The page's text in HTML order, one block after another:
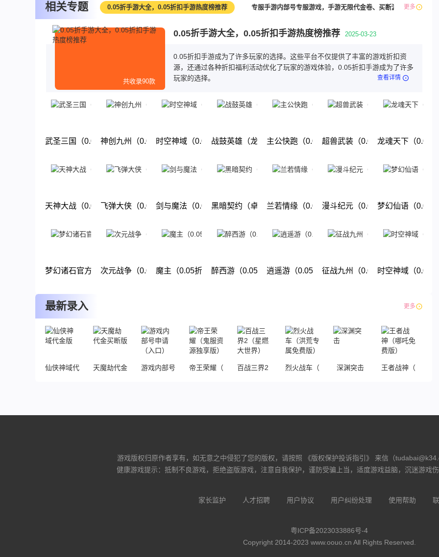
相关专题 更多
0.05折手游大全，0.05折扣手游热度榜推荐 专服手游内部号专服游戏，手游无限代金卷、买断游戏
共收录90款
0.05折手游大全，0.05折扣手游热度榜推荐 2025-03-23
0.05折扣手游成为了许多玩家的选择。这些平台不仅提供了丰富的游戏折扣资
源，还通过各种折扣福利活动优化了玩家的游戏体验，0.05折扣手游成为了许多
玩家的选择。
查看详情
武圣三国（0.05小霸王送代金）
下载
神创九州（0.05折西游修仙记）
下载
时空神域（0.05折地下城）
下载
战鼓英雄（龙珠0.05折免费版）
下载
主公快跑（0.05折千元福利版）
下载
超兽武装（0.05折送稀有精灵）（
下载
龙魂天下（0.05
下载
天神大战（0.05折圣言后传）
下载
飞弹大侠（0.05折6480免费版）
下载
剑与魔法（0.05折送强力英雄）
下载
黑暗契约（卓越回归0.05折）
下载
兰若情缘（0.05折免费版）
下载
漫斗纪元（0.05折鬼畜服）
下载
梦幻仙语（0.05
下载
梦幻诸石官方版（0.05折免单版）
次元战争（0.05折天天酷跑）
魔主（0.05折幽暗纪元）醉西游（0.05折单单免单）逍遥游（0.05折大圣游）征战九州（0.05折九州巅峰）
时空神域（0.05
最新录入 更多
仙侠神域代金版 天魔劫代金买断版游戏内部号申请（入口）帝王荣耀（鬼服资源独享版）百战三界2（星燃大世界）烈火战车（洪荒专属免费版）
深渊突击 王者战神（哪吒免
游戏版权归原作者享有，如无意之中侵犯了您的版权，请按照 《版权保护投诉指引》 来信（
健康游戏提示：抵制不良游戏，拒绝盗版游戏，注意自我保护，谨防受骗上当，适度游戏益脑，沉迷游戏
家长监护 人才招聘 用户协议 用户纠纷处理 使用帮助
粤ICP备2023033886号-4
Copyright 2014-2023 www.oouo.cn All Rights Reserved.